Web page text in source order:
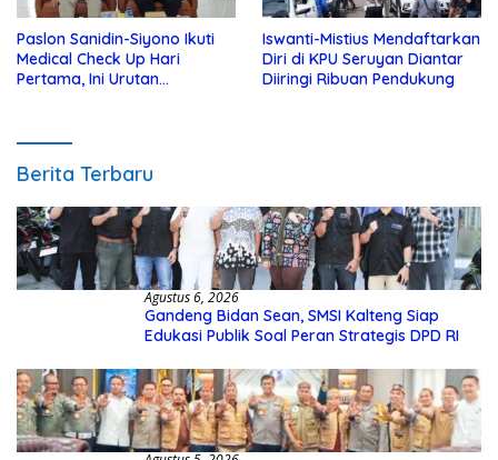
Paslon Sanidin-Siyono Ikuti
Medical Check Up Hari
Pertama, Ini Urutan
Iswanti-Mistius Mendaftarkan
Diri di KPU Seruyan Diantar
Diiringi Ribuan Pendukung
Berita Terbaru
Agustus 6, 2026
Gandeng Bidan Sean, SMSI Kalteng Siap
Edukasi Publik Soal Peran Strategis DPD RI